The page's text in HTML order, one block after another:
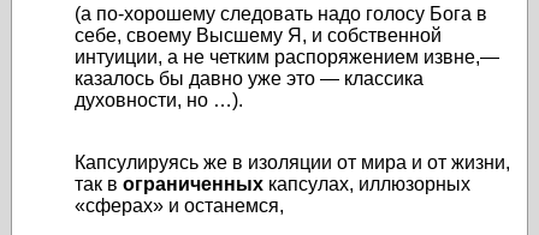
(а по-хорошему следовать надо голосу Бога в
себе, своему Высшему Я, и собственной
интуиции, а не четким распоряжением извне,—
казалось бы давно уже это — классика
духовности, но …).
Капсулируясь же в изоляции от мира и от жизни,
так в ограниченных капсулах, иллюзорных
«сферах» и останемся,